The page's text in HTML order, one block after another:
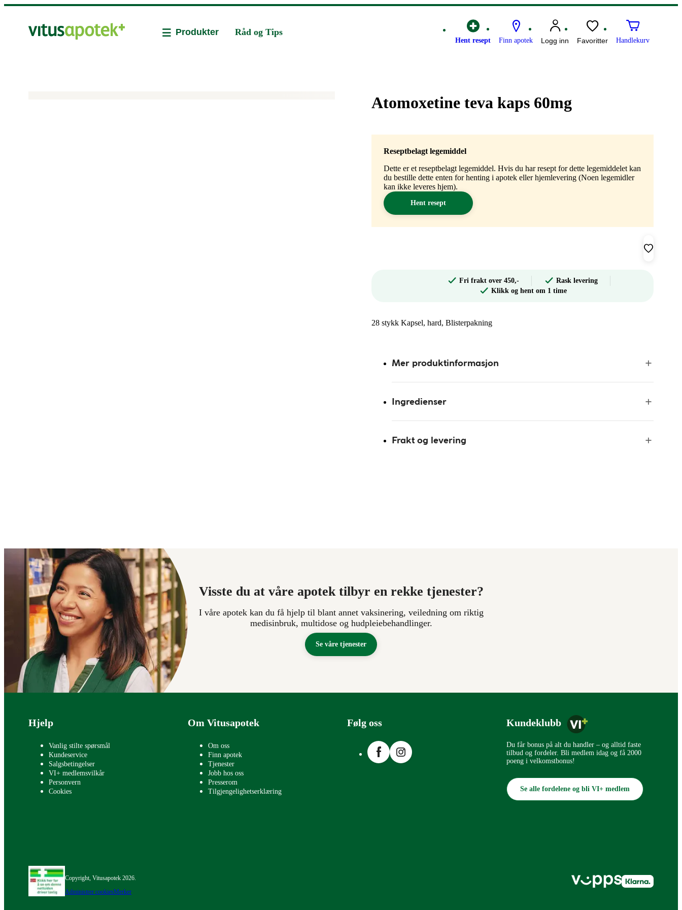
Hent resept Finn apotek Logg inn Favoritter Handlekurv
Produkter Råd og Tips
Atomoxetine teva kaps 60mg
Reseptbelagt legemiddel
Dette er et reseptbelagt legemiddel. Hvis du har resept for dette legemiddelet kan
du bestille dette enten for henting i apotek eller hjemlevering (Noen legemidler
kan ikke leveres hjem).
Hent resept
Fri frakt over 450,-
Rask levering
Klikk og hent om 1 time
28 stykk Kapsel, hard, Blisterpakning
Mer produktinformasjon
Ingredienser
Frakt og levering
Visste du at våre apotek tilbyr en rekke tjenester?
I våre apotek kan du få hjelp til blant annet vaksinering, veiledning om riktig
medisinbruk, multidose og hudpleiebehandlinger.
Se våre tjenester
Bunntekst
Hjelp
Vanlig stilte spørsmål
Kundeservice
Salgsbetingelser
VI+ medlemsvilkår
Personvern
Cookies
Om Vitusapotek
Om oss
Finn apotek
Tjenester
Jobb hos oss
Presserom
Tilgjengelighetserklæring
Følg oss
FacebookInstagram
Kundeklubb
Du får bonus på alt du handler – og alltid faste
tilbud og fordeler. Bli medlem idag og få 2000
poeng i velkomstbonus!
Se alle fordelene og bli VI+ medlem
Copyright, Vitusapotek 2026.
Administrer cookiesMerker